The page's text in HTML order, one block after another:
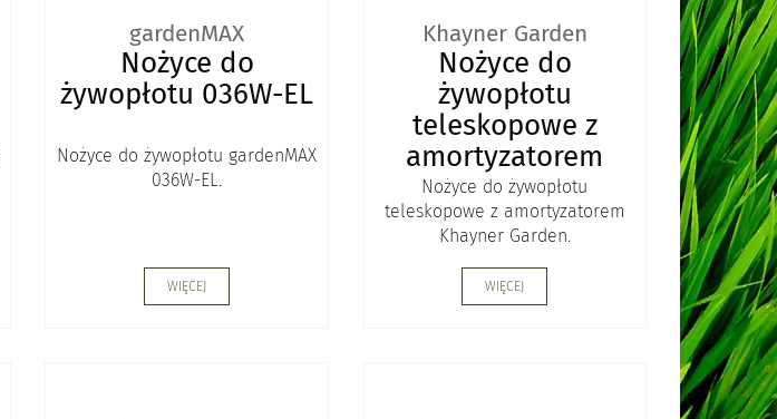
gardenMAX
Nożyce do
żywopłotu 036W-EL
Nożyce do żywopłotu gardenMAX
036W-EL.
WIĘCEJ
Khayner Garden
Nożyce do
żywopłotu
teleskopowe z
amortyzatorem
Nożyce do żywopłotu
teleskopowe z amortyzatorem
Khayner Garden.
WIĘCEJ